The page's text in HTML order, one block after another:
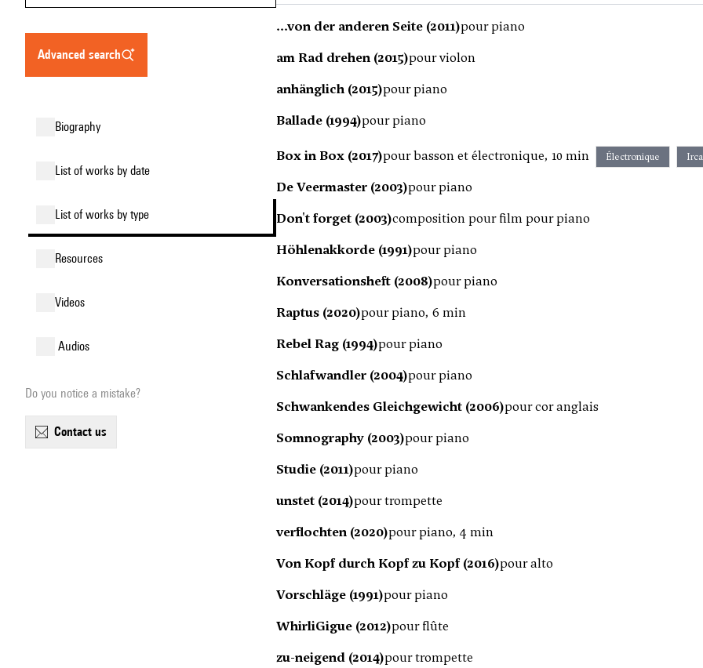
advanced search
biography
list of works by date
list of works by type
resources
videos
audios
Do you notice a mistake?
contact us
...von der anderen Seite (2011)pour piano
am Rad drehen (2015)pour violon
anhänglich (2015)pour piano
Ballade (1994)pour piano
Box in Box (2017)pour basson et électronique, 10 min Électronique
De Veermaster (2003)pour piano
Don't forget (2003)composition pour film pour piano
Höhlenakkorde (1991)pour piano
Konversationsheft (2008)pour piano
Raptus (2020)pour piano, 6 min
Rebel Rag (1994)pour piano
Schlafwandler (2004)pour piano
Schwankendes Gleichgewicht (2006)pour cor anglais
Somnography (2003)pour piano
Studie (2011)pour piano
unstet (2014)pour trompette
verflochten (2020)pour piano, 4 min
Von Kopf durch Kopf zu Kopf (2016)pour alto
Vorschläge (1991)pour piano
WhirliGigue (2012)pour flûte
zu-neigend (2014)pour trompette